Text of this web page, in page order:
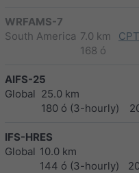
WRFAMS-7
South America 7.0 km
168 ó
AIFS-25
Global 25.0 km
180 ó (3-hourly)
IFS-HRES
Global 10.0 km
144 ó (3-hourly)